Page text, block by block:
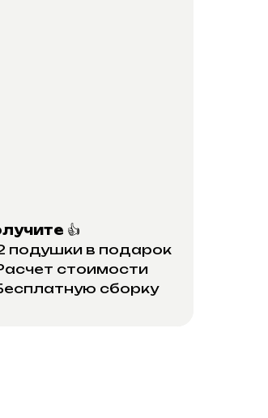
👍
подушки в подарок
стоимости
сборку